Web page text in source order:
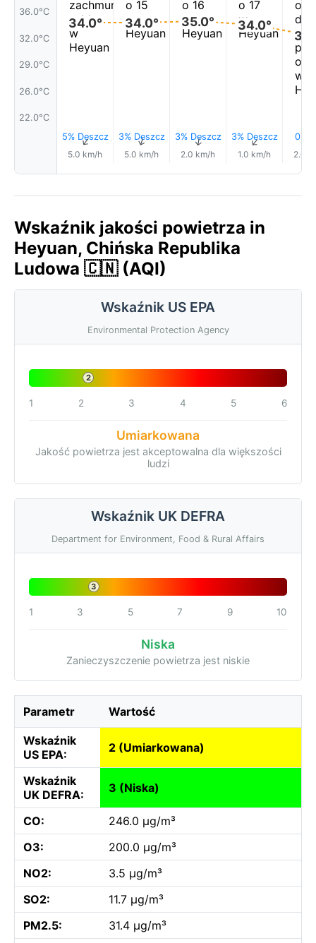
36.0°C
32.0°C
29.0°C
26.0°C
22.0°C
34.0°
5% Deszcz
↑
5.0 km/h
34.0°
3% Deszcz
↑
5.0 km/h
35.0°
3% Deszcz
↑
2.0 km/h
34.0°
3% Deszcz
↑
1.0 km/h
0.0
2.0
Wskaźnik jakości powietrza in
Heyuan, Chińska Republika
Ludowa 🇨🇳 (AQI)
Wskaźnik US EPA
Environmental Protection Agency
2
1 2 3 4 5 6
Umiarkowana
Jakość powietrza jest akceptowalna dla większości
ludzi
Wskaźnik UK DEFRA
Department for Environment, Food & Rural Affairs
3
1 3 5 7 9 10
Niska
Zanieczyszczenie powietrza jest niskie
Parametr Wartość
Wskaźnik
US EPA:
2 (Umiarkowana)
Wskaźnik
UK DEFRA:
3 (Niska)
CO:
246.0 µg/m³
O3:
200.0 µg/m³
NO2:
3.5 µg/m³
SO2:
11.7 µg/m³
PM2.5:
31.4 µg/m³